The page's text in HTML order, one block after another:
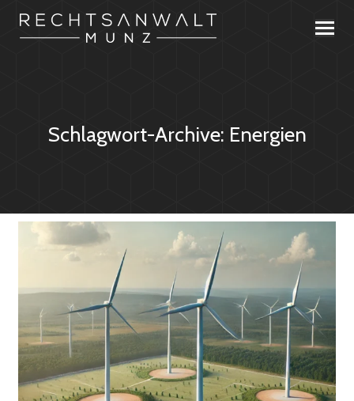
Schlagwort-Archive: Energien